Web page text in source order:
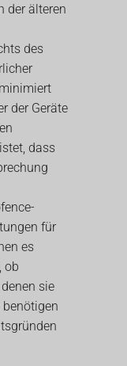
der älteren
des
der Geräte
dass
für
es
ob
sie